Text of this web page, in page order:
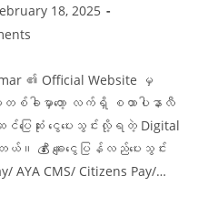
18, 2025
၏ Official Website မှ
ါမှာတော့ လက်ရှိ စထာပါနာလီ
ြေဆုံး ငွေပေးသွင်းလို့ရတဲ့ Digital
ါတယ်။ 💰 ချေးငွေပြန်လည်ပေးသွင်း
AYA CMS/ Citizens Pay/…